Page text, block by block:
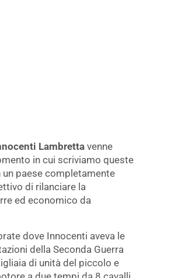
Lambretta venne
in cui scriviamo queste
un paese completamente
di rilanciare la
ed economico da
dove Innocenti aveva le
della Seconda Guerra
di unità del piccolo e